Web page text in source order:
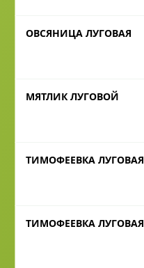
ОВСЯНИЦА ЛУГОВАЯ
МЯТЛИК ЛУГОВОЙ
ТИМОФЕЕВКА ЛУГОВАЯ
ТИМОФЕЕВКА ЛУГОВАЯ